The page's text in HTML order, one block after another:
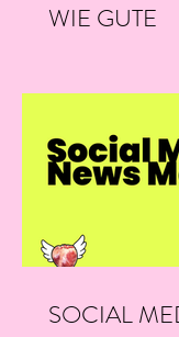
WIE GUTE
UNSERE
SOCIAL